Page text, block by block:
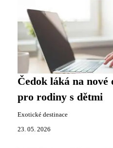
Čedok láká na nové
pro rodiny s dětmi
Exotické destinace
23. 05. 2026